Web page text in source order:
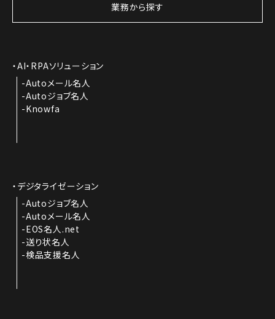
業務から探す
AI・RPAソリューション
Autoメール名人
Autoジョブ名人
Knowfa
デジタライゼーション
Autoジョブ名人
Autoメール名人
EOS名人.net
送り状名人
検品支援名人